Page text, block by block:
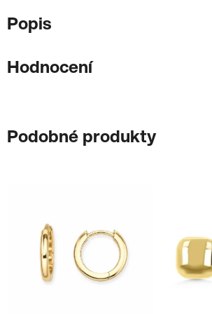
Popis
Hodnocení
Podobné produkty